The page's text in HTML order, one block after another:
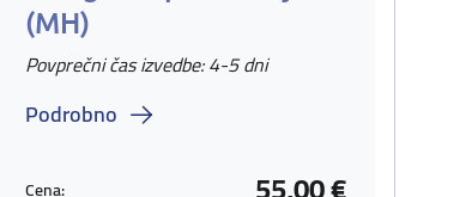
(MH)
Povprečni čas izvedbe: 4-5 dni
Podrobno
Cena: